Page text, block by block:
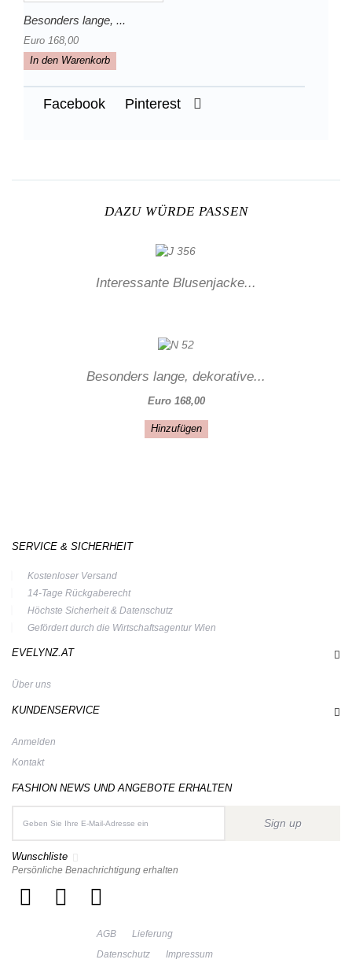
Besonders lange, ...
Euro 168,00
In den Warenkorb
Facebook Pinterest
DAZU WÜRDE PASSEN
Interessante Blusenjacke...
Besonders lange, dekorative...
Euro 168,00
Hinzufügen
SERVICE & SICHERHEIT
Kostenloser Versand
14-Tage Rückgaberecht
Höchste Sicherheit & Datenschutz
Gefördert durch die Wirtschaftsagentur Wien
EVELYNZ.AT
Über uns
KUNDENSERVICE
Anmelden
Kontakt
FASHION NEWS UND ANGEBOTE ERHALTEN
Sign up
Wunschliste
Persönliche Benachrichtigung erhalten
AGB
Lieferung
Datenschutz
Impressum